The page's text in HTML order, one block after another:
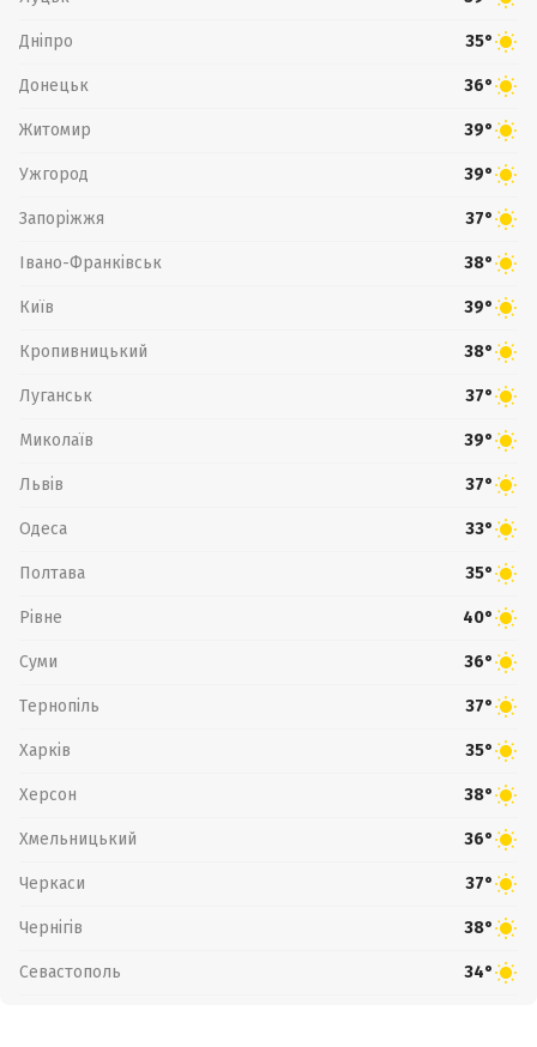
Дніпро 35°
Донецьк 36°
Житомир 39°
Ужгород 39°
Запоріжжя 37°
Івано-Франківськ 38°
Київ 39°
Кропивницький 38°
Луганськ 37°
Миколаїв 39°
Львів 37°
Одеса 33°
Полтава 35°
Рівне 40°
Суми 36°
Тернопіль 37°
Харків 35°
Херсон 38°
Хмельницький 36°
Черкаси 37°
Чернігів 38°
Севастополь 34°